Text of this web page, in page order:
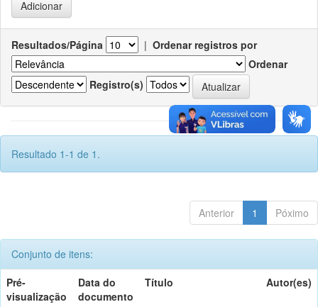
Resultados/Página | Ordenar registros por
Ordenar
Registro(s)
Resultado 1-1 de 1.
Anterior 1 Póximo
Conjunto de itens:
Pré-
visualização
Data do
documento
Título Autor(es)